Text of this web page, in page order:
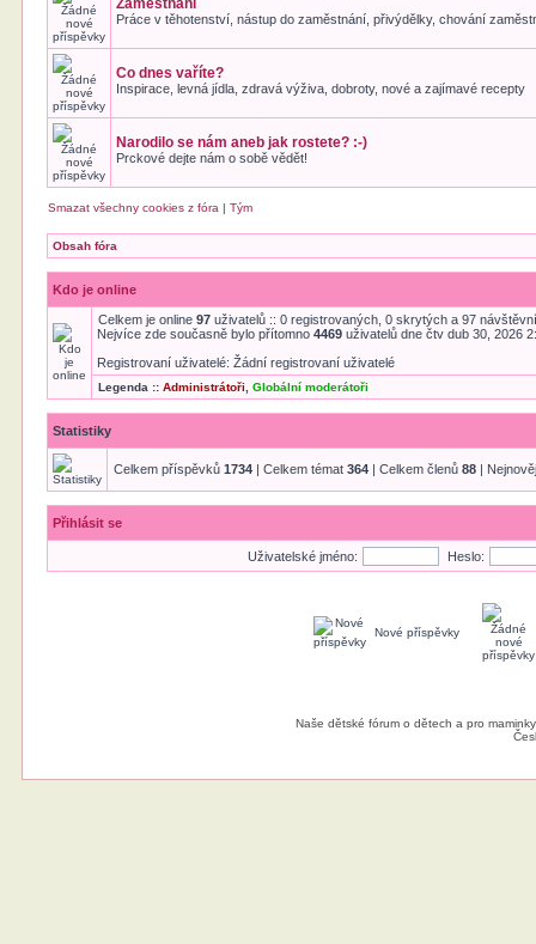
Zaměstnání
Práce v těhotenství, nástup do zaměstnání, přivýdělky, chování
Co dnes vaříte?
Inspirace, levná jídla, zdravá výživa, dobroty, nové a zajímavé recepty
Narodilo se nám aneb jak rostete? :-)
Prckové dejte nám o sobě vědět!
Smazat všechny cookies z fóra |Tým
Obsah fóra
Kdo je online
Celkem je online97 uživatelů :: 0 registrovaných, 0 skrytých a 97
Nejvíce zde současně bylo přítomno4469 uživatelů dne čtv dub 30, 2026
Registrovaní uživatelé: Žádní registrovaní uživatelé
Legenda ::Administrátoři ,Globální moderátoři
Statistiky
Celkem příspěvků1734 | Celkem témat364 | Celkem členů88 |
Přihlásit se
Uživatelské jméno: Heslo:
Nové příspěvky
Naše dětské fórum o dětech a pro